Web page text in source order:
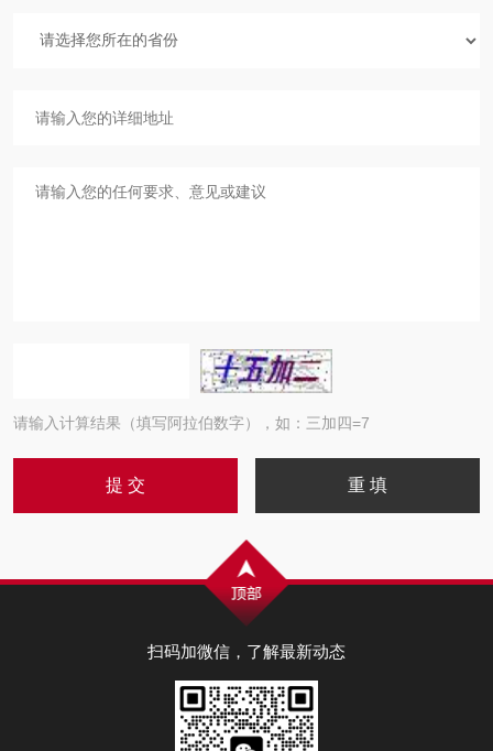
请输入计算结果（填写阿拉伯数字），如：三加四=7
扫码加微信，了解最新动态